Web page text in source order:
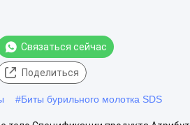
Связаться сейчас
Поделиться
#Биты бурильного молотка SDS